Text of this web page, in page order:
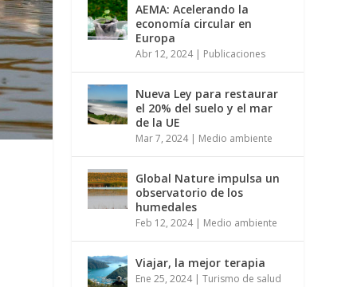
AEMA: Acelerando la
economía circular en
Europa
Abr 12, 2024| Publicaciones
Nueva Ley para restaurar
el 20% del suelo y el mar
de la UE
Mar 7, 2024| Medio ambiente
Global Nature impulsa un
observatorio de los
humedales
Feb 12, 2024| Medio ambiente
Viajar, la mejor terapia
Ene 25, 2024|Turismo de salud